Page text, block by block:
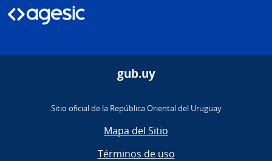
gub.uy
Sitio oficial de la República Oriental del Uruguay
Mapa del Sitio
Términos de uso